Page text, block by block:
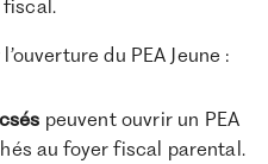
du PEA Jeune :
peuvent ouvrir un PEA
au foyer fiscal parental.